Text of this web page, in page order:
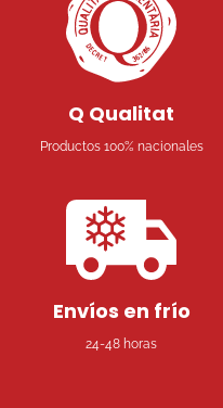
Q Qualitat
Productos 100% nacionales
Envíos en frío
24-48 horas